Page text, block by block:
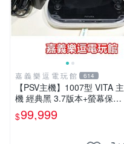
嘉 義 樂 逗 電 玩 館 614
【PSV主機】1007型 VITA 主
機 經典黑 3.7版本+螢幕保護
貼+主機收納包【9成新】✪中
古二手✪嘉義樂逗電玩館
$99,999